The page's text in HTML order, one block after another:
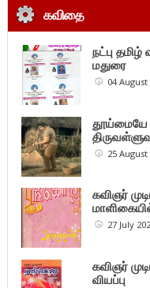
கவிதை
நட்பு
மதுரை
04 August
25 August
கவிஞர்
27 July
கவிஞர்
வியப்பு